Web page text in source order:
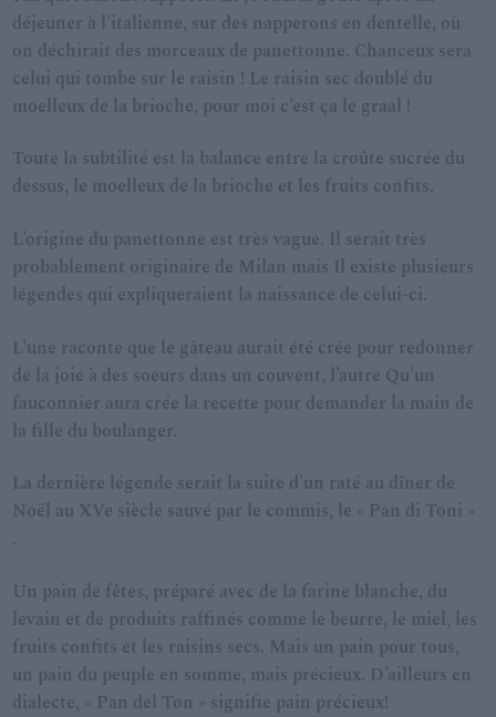
déjeuner à l’italienne, sur des napperons en dentelle, où
on déchirait des morceaux de panettonne. Chanceux sera
celui qui tombe sur le raisin ! Le raisin sec doublé du
moelleux de la brioche, pour moi c’est ça le graal !
Toute la subtilité est la balance entre la croûte sucrée du
dessus, le moelleux de la brioche et les fruits confits.
L’origine du panettonne est très vague. Il serait très
probablement originaire de Milan mais Il existe plusieurs
légendes qui expliqueraient la naissance de celui-ci.
L’une raconte que le gâteau aurait été crée pour redonner
de la joie à des soeurs dans un couvent, l’autre Qu’un
fauconnier aura crée la recette pour demander la main de
la fille du boulanger.
La dernière légende serait la suite d’un raté au dîner de
Noël au XVe siècle sauvé par le commis, le « Pan di Toni »
.
Un pain de fêtes, préparé avec de la farine blanche, du
levain et de produits raffinés comme le beurre, le miel, les
fruits confits et les raisins secs. Mais un pain pour tous,
un pain du peuple en somme, mais précieux. D’ailleurs en
dialecte, « Pan del Ton » signifie pain précieux!